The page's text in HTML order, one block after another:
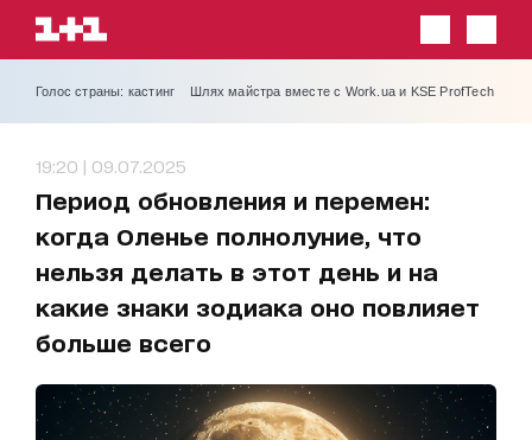
Голос страны: кастинг Шлях майстра вместе с Work.ua и KSE ProfTech
19:20 | 09.07.2025
Период обновления и перемен:
когда Оленье полнолуние, что
нельзя делать в этот день и на
какие знаки зодиака оно повлияет
больше всего